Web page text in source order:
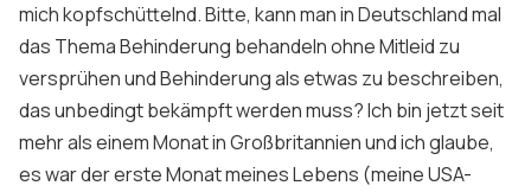
Kontakt
Sign up
mich kopfschüttelnd. Bitte, kann man in Deutschland mal
das Thema Behinderung behandeln ohne Mitleid zu
versprühen und Behinderung als etwas zu beschreiben,
das unbedingt bekämpft werden muss? Ich bin jetzt seit
mehr als einem Monat in Großbritannien und ich glaube,
es war der erste Monat meines Lebens (meine USA-